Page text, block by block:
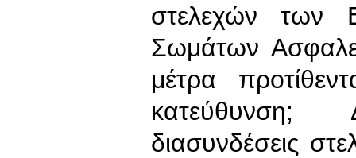
στελεχών των
Σωμάτων
μέτρα
κατεύθυνση;
διασυνδέσεις